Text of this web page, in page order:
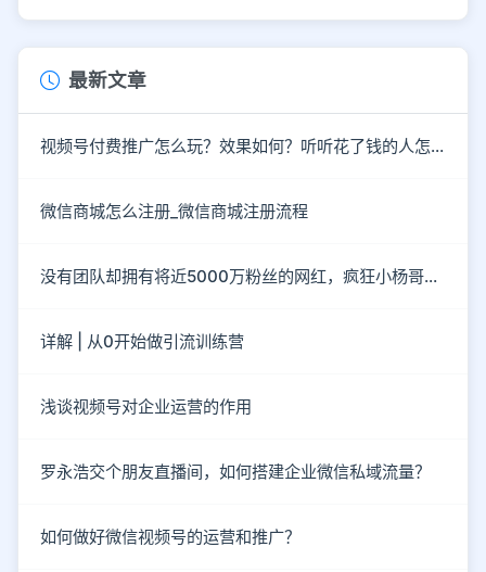
最新文章
视频号付费推广怎么玩？效果如何？听听花了钱的人怎么说？
微信商城怎么注册_微信商城注册流程
没有团队却拥有将近5000万粉丝的网红，疯狂小杨哥到底有“多疯狂”？
详解 | 从0开始做引流训练营
浅谈视频号对企业运营的作用
罗永浩交个朋友直播间，如何搭建企业微信私域流量？
如何做好微信视频号的运营和推广？